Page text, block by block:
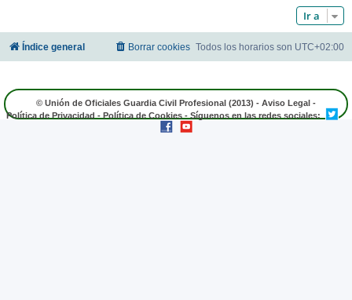
Ir a
Índice general Todos los horarios son UTC+02:00
Borrar cookies
© Unión de Oficiales Guardia Civil Profesional (2013) - Aviso Legal -
Política de Privacidad - Política de Cookies - Síguenos en las redes sociales: